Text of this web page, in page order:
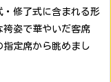
・修了式に含まれる形
袴姿で華やいだ客席
指定席から眺めまし